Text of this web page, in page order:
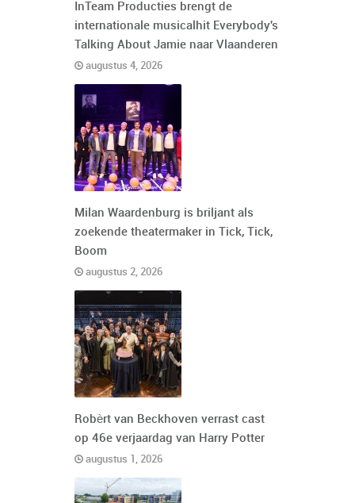
InTeam Producties brengt de
internationale musicalhit Everybody's
Talking About Jamie naar Vlaanderen
augustus 4, 2026
Milan Waardenburg is briljant als
zoekende theatermaker in Tick, Tick,
Boom
augustus 2, 2026
Robèrt van Beckhoven verrast cast
op 46e verjaardag van Harry Potter
augustus 1, 2026